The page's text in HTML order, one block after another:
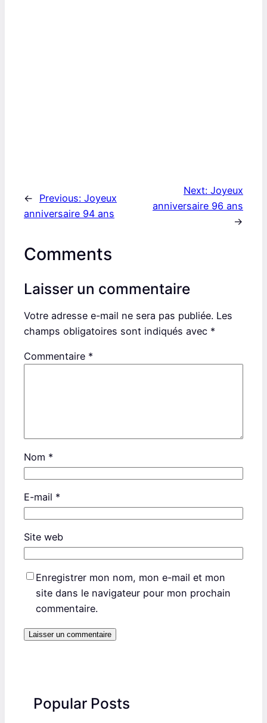
← Previous: Joyeux
anniversaire 94 ans
Next: Joyeux
anniversaire 96 ans
→
Comments
Laisser un commentaire
Votre adresse e-mail ne sera pas publiée. Les
champs obligatoires sont indiqués avec *
Commentaire *
Nom *
E-mail *
Site web
Enregistrer mon nom, mon e-mail et mon
site dans le navigateur pour mon prochain
commentaire.
Popular Posts